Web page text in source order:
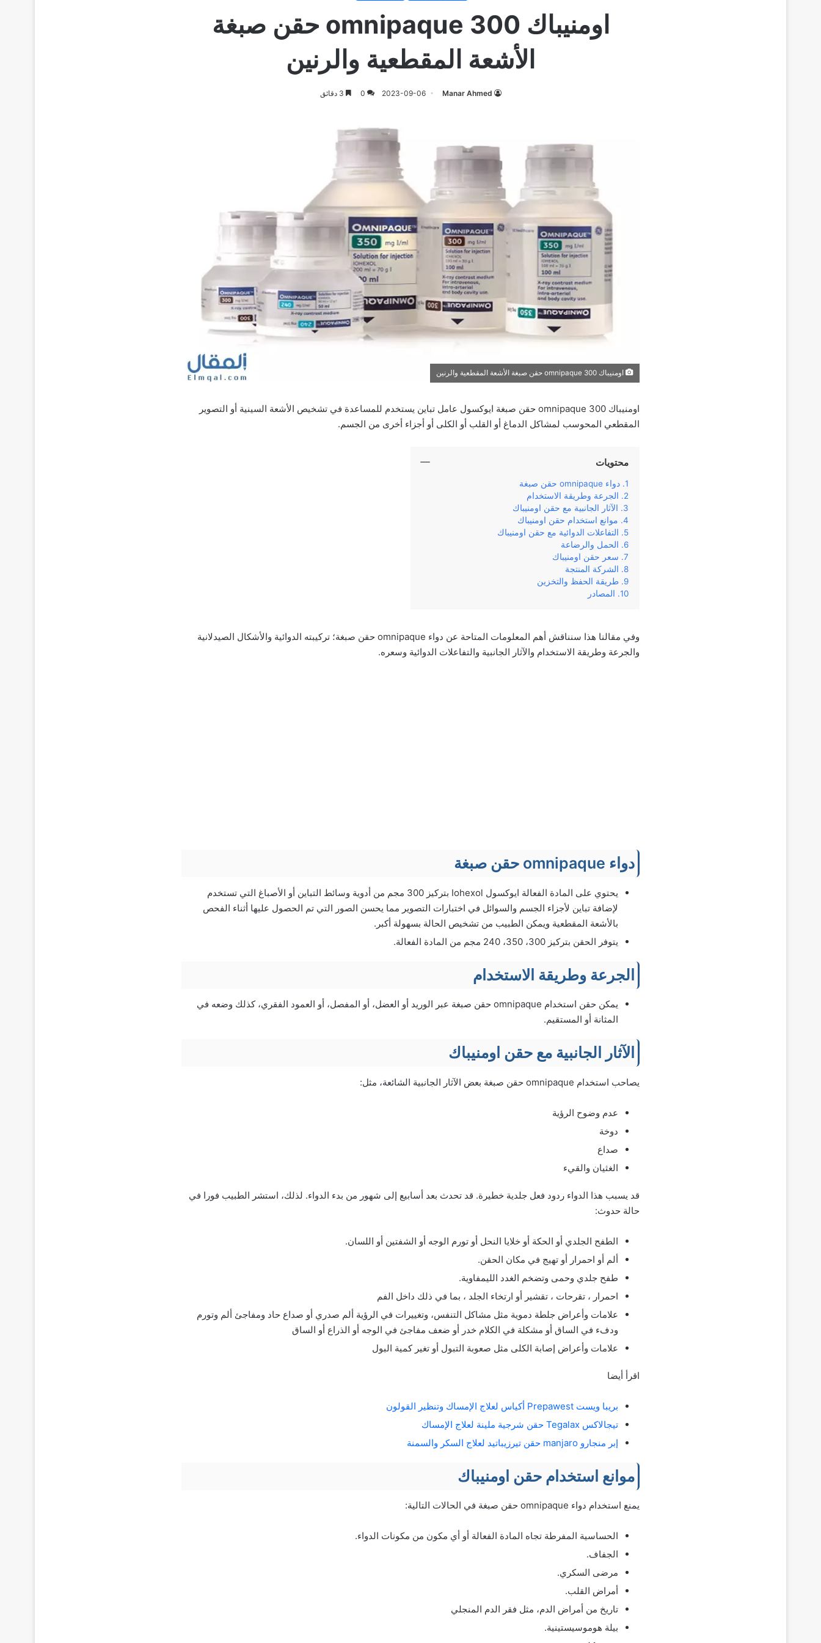
اومنيباك 300 omnipaque حقن صبغة
الأشعة المقطعية والرنين
Manar Ahmed
2023-09-06
0
اومنيباك 300 omnipaque حقن صبغة الأشعة المقطعية والرنين
اومنيباك 300 omnipaque حقن صبغة ايوكسول عامل تباين يستخدم للمساعدة في تشخيص الأشعة السينية أو التصوير
المقطعي المحوسب لمشاكل الدماغ أو القلب أو الكلى أو أجزاء أخرى من الجسم.
محتويات
دواء omnipaque حقن صبغة
الجرعة وطريقة الاستخدام
الآثار الجانبية مع حقن اومنيباك
موانع استخدام حقن اومنيباك
التفاعلات الدوائية مع حقن اومنيباك
الحمل والرضاعة
سعر حقن اومنيباك
الشركة المنتجة
طريقة الحفظ والتخزين
المصادر
وفي‌ ‌مقالنا‌ ‌هذا‌ ‌سنناقش‌ ‌أهم‌ ‌المعلومات‌ ‌المتاحة‌ ‌عن‌ دواء ‌omnipaque حقن صبغة؛ تركيبته‌ ‌الدوائية‌ والأشكال الصيدلانية
‌والجرعة‌ ‌وطريقة‌ ‌الاستخدام‌ ‌والآثار‌ ‌الجانبية‌ ‌والتفاعلات الدوائية وسعره‌.
دواء omnipaque حقن صبغة
يحتوي على المادة الفعالة ايوكسول Iohexol بتركيز 300 مجم من أدوية وسائط التباين أو الأصباغ التي تستخدم
لإضافة تباين لأجزاء الجسم والسوائل في اختبارات التصوير مما يحسن الصور التي تم الحصول عليها أثناء الفحص
بالأشعة المقطعية ويمكن الطبيب من تشخيص الحالة بسهولة أكبر.
يتوفر الحقن بتركيز 300، 350، 240 مجم من المادة الفعالة.
الجرعة وطريقة الاستخدام
يمكن حقن استخدام omnipaque حقن صبغة عبر الوريد أو العضل، أو المفصل، أو العمود الفقري، كذلك وضعه في
المثانة أو المستقيم.
الآثار الجانبية مع حقن اومنيباك
يصاحب استخدام omnipaque حقن صبغة بعض الآثار الجانبية الشائعة، مثل:
عدم وضوح الرؤية
دوخة
صداع
الغثيان والقيء
قد يسبب هذا الدواء ردود فعل جلدية خطيرة. قد تحدث بعد أسابيع إلى شهور من بدء الدواء. لذلك، استشر الطبيب فورا في
حالة حدوث:
الطفح الجلدي أو الحكة أو خلايا النحل أو تورم الوجه أو الشفتين أو اللسان.
ألم أو احمرار أو تهيج في مكان الحقن.
طفح جلدي وحمى وتضخم الغدد الليمفاوية.
احمرار ، تقرحات ، تقشير أو ارتخاء الجلد ، بما في ذلك داخل الفم
علامات وأعراض جلطة دموية مثل مشاكل التنفس، وتغييرات في الرؤية ألم صدري أو صداع حاد ومفاجئ ألم وتورم
ودفء في الساق أو مشكلة في الكلام خدر أو ضعف مفاجئ في الوجه أو الذراع أو الساق
علامات وأعراض إصابة الكلى مثل صعوبة التبول أو تغير كمية البول
اقرأ أيضا
بريبا ويست Prepawest أكياس لعلاج الإمساك وتنظير القولون
تيجالاكس Tegalax حقن شرجية ملينة لعلاج الإمساك
إبر منجارو manjaro حقن تيرزيباتيد لعلاج السكر والسمنة
موانع استخدام حقن اومنيباك
يمنع استخدام دواء omnipaque حقن صبغة في الحالات التالية:
الحساسية المفرطة تجاه المادة الفعالة أو أي مكون من مكونات الدواء.
الجفاف.
مرضى السكري.
أمراض القلب.
تاريخ من أمراض الدم، مثل فقر الدم المنجلي
بيلة هوموسيستينية.